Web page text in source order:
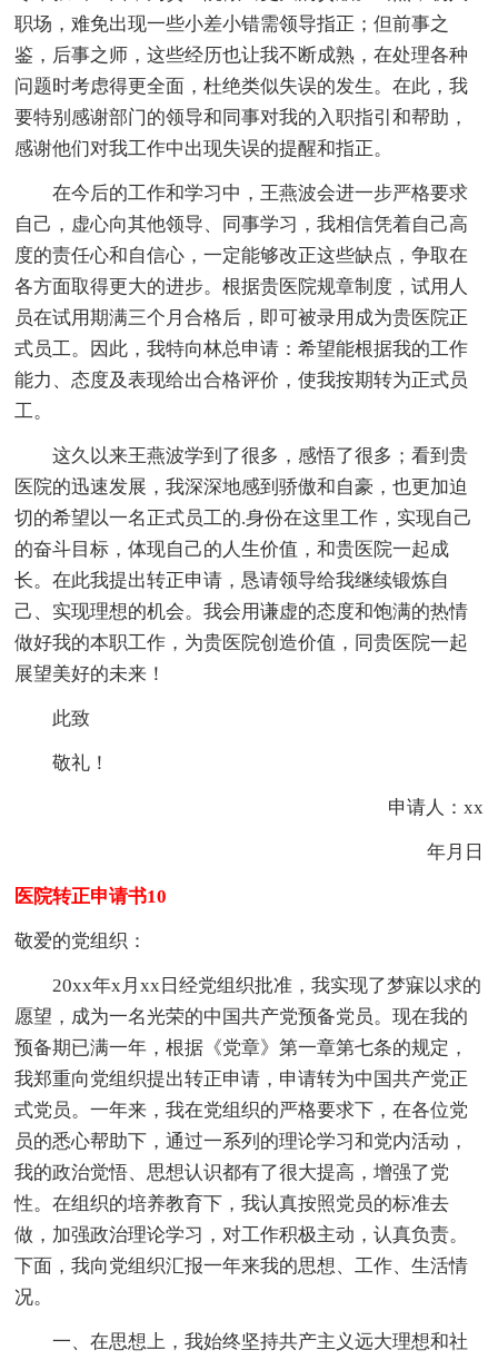
职场，难免出现一些小差小错需领导指正；但前事之
鉴，后事之师，这些经历也让我不断成熟，在处理各种
问题时考虑得更全面，杜绝类似失误的发生。在此，我
要特别感谢部门的领导和同事对我的入职指引和帮助，
感谢他们对我工作中出现失误的提醒和指正。
在今后的工作和学习中，王燕波会进一步严格要求
自己，虚心向其他领导、同事学习，我相信凭着自己高
度的责任心和自信心，一定能够改正这些缺点，争取在
各方面取得更大的进步。根据贵医院规章制度，试用人
员在试用期满三个月合格后，即可被录用成为贵医院正
式员工。因此，我特向林总申请：希望能根据我的工作
能力、态度及表现给出合格评价，使我按期转为正式员
工。
这久以来王燕波学到了很多，感悟了很多；看到贵
医院的迅速发展，我深深地感到骄傲和自豪，也更加迫
切的希望以一名正式员工的.身份在这里工作，实现自己
的奋斗目标，体现自己的人生价值，和贵医院一起成
长。在此我提出转正申请，恳请领导给我继续锻炼自
己、实现理想的机会。我会用谦虚的态度和饱满的热情
做好我的本职工作，为贵医院创造价值，同贵医院一起
展望美好的未来！
此致
敬礼！
申请人：xx
年月日
医院转正申请书10
敬爱的党组织：
20xx年x月xx日经党组织批准，我实现了梦寐以求的
愿望，成为一名光荣的中国共产党预备党员。现在我的
预备期已满一年，根据《党章》第一章第七条的规定，
我郑重向党组织提出转正申请，申请转为中国共产党正
式党员。一年来，我在党组织的严格要求下，在各位党
员的悉心帮助下，通过一系列的理论学习和党内活动，
我的政治觉悟、思想认识都有了很大提高，增强了党
性。在组织的培养教育下，我认真按照党员的标准去
做，加强政治理论学习，对工作积极主动，认真负责。
下面，我向党组织汇报一年来我的思想、工作、生活情
况。
一、在思想上，我始终坚持共产主义远大理想和社